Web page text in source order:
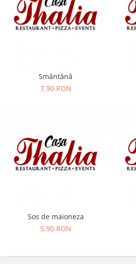
Garnituri
Salate
Smântână
7,90 RON
Sos de maioneza
5,90 RON